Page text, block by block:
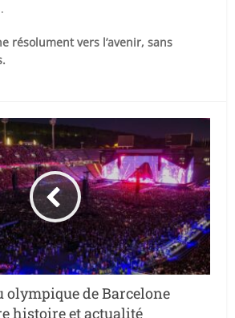
résolument vers l’avenir, sans
olympique de Barcelone
histoire et actualité